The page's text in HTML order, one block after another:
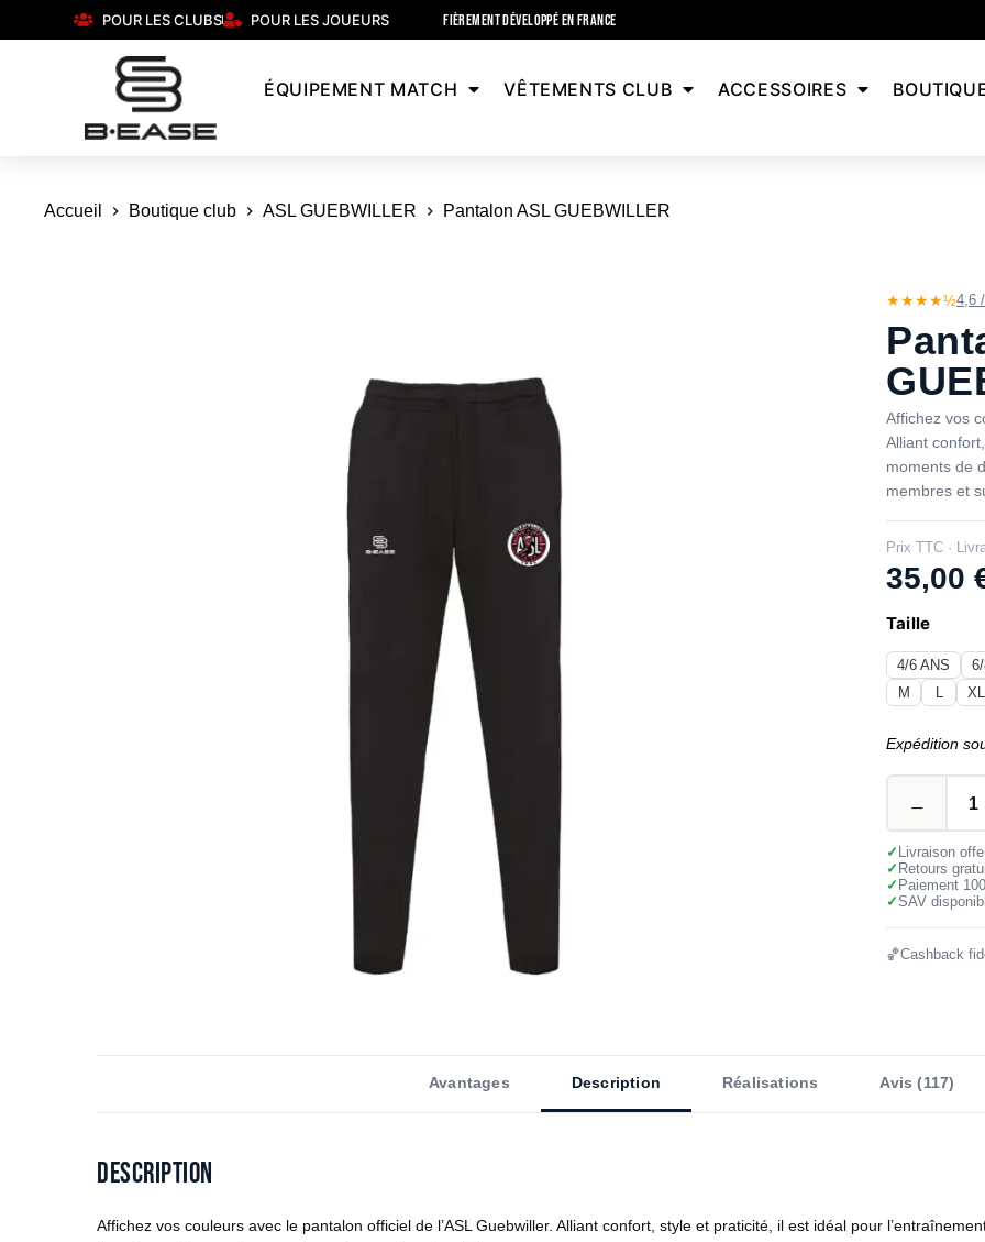
POUR LES CLUBS POUR LES JOUEURS FIÈREMENT DÉVELOPPÉ EN FRANCE
ÉQUIPEMENT MATCH VÊTEMENTS CLUB ACCESSOIRES
Accueil Boutique club ASL GUEBWILLER Pantalon ASL GUEBWILLER
★★★★½4,6
Affichez vos
Alliant
moments de
membres et
Prix TTC ·
35,00
Taille
4/6 ANS
M
L XL
Expédition
✓
Livraison
✓ Retours
✓ Paiement
✓SAV
🏀Cashback
Avantages Description Réalisations Avis (117)
Description
Affichez vos couleurs avec le pantalon officiel de l’ASL Guebwiller. Alliant confort, style et praticité, il est idéal pour